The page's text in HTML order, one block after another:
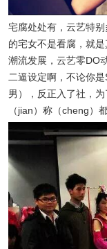
宅腐处处有，云艺特
的宅女不是看腐，就
潮流发展，云艺零DO
二逼设定啊，不论你
男），反正入了社，
（jian）称（cheng）